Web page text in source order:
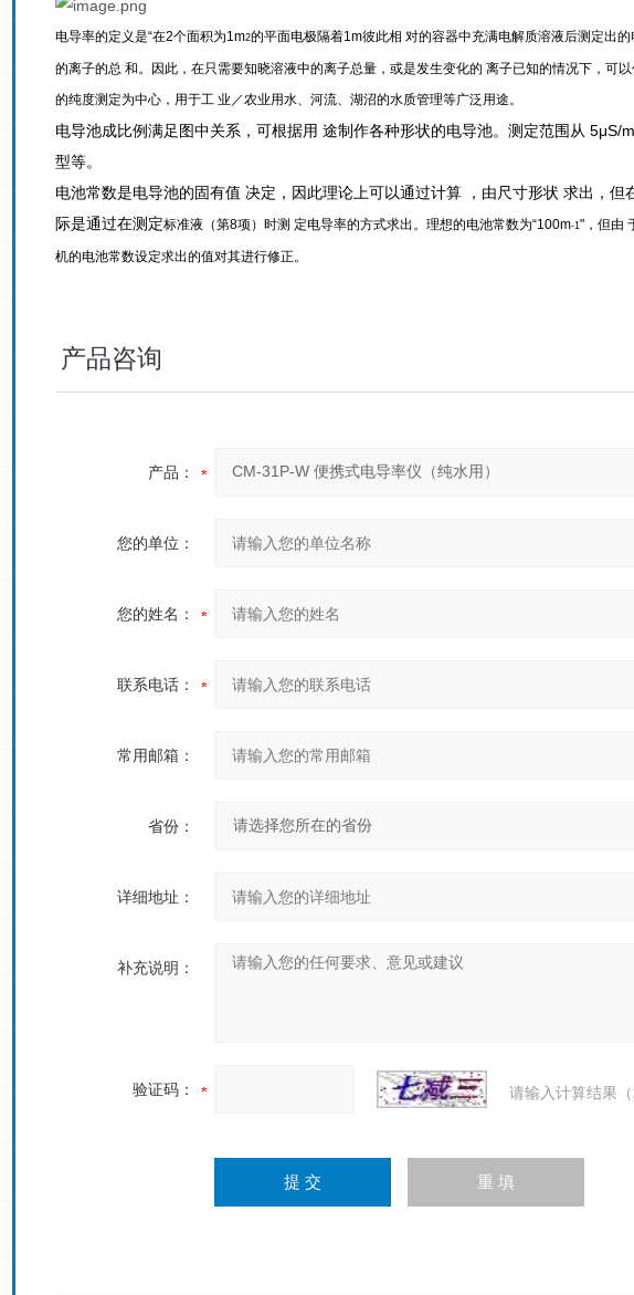
电导率的定义是“在2个面积为1m2的平面电极隔着1m彼此相 对的容器中充满电解质溶液后测定出
的离子的总 和。因此，在只需要知晓溶液中的离子总量，或是发生变化的 离子已知的情况下，可
的纯度测定为中心，用于工 业／农业用水、河流、湖沼的水质管理等广泛用途。
电导池成比例满足图中关系，可根据用 途制作各种形状的电导池。测定范围从
型等。
电池常数是电导池的固有值 决定，因此理论上可以通过计算 ，由尺寸形状 求出，
际是通过在测定标准液（第8项）时测 定电导率的方式求出。理想的电池常数为“100m-1"，但由
机的电池常数设定求出的值对其进行修正。
产品咨询
产品：
您的单位：
您的姓名：
联系电话：
常用邮箱：
省份：
详细地址：
补充说明：
验证码： 请输入计算结果